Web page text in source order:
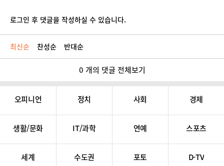
로그인 후 댓글을 작성하실 수 있습니다.
최신순 찬성순 반대순
0 개의 댓글 전체보기
오피니언 정치 사회 경제
생활/문화 IT/과학 연예 스포츠
세계 수도권 포토 D-TV